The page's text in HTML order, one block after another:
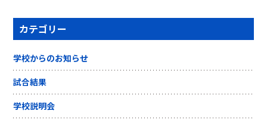
カテゴリー
学校からのお知らせ
試合結果
学校説明会